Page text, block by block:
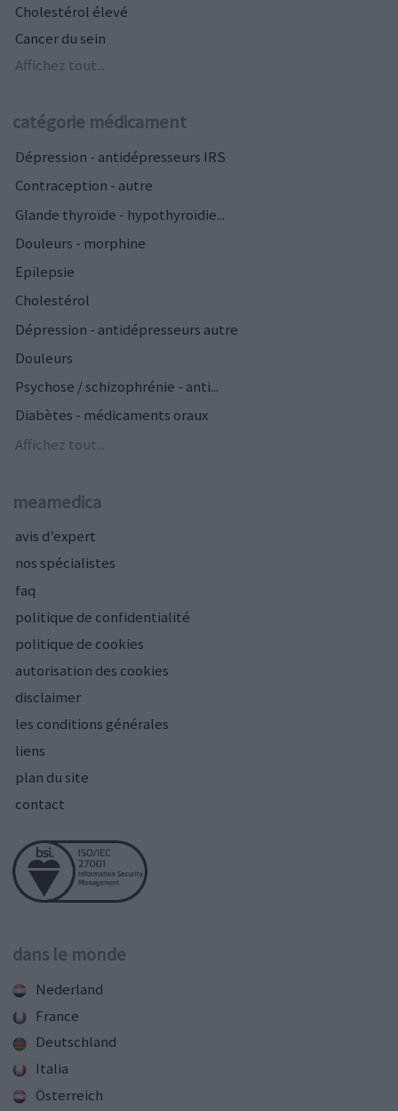
Cholestérol élevé
Cancer du sein
Affichez tout...
catégorie médicament
Dépression - antidépresseurs IRS
Contraception - autre
Glande thyroïde - hypothyroïdie...
Douleurs - morphine
Epilepsie
Cholestérol
Dépression - antidépresseurs autre
Douleurs
Psychose / schizophrénie - anti...
Diabètes - médicaments oraux
Affichez tout...
meamedica
avis d’expert
nos spécialistes
faq
politique de confidentialité
politique de cookies
autorisation des cookies
disclaimer
les conditions générales
liens
plan du site
contact
dans le monde
Nederland
France
Deutschland
Italia
Österreich